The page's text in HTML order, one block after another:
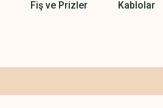
Fiş ve Prizler Kablolar